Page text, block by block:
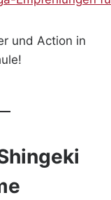
und Action in